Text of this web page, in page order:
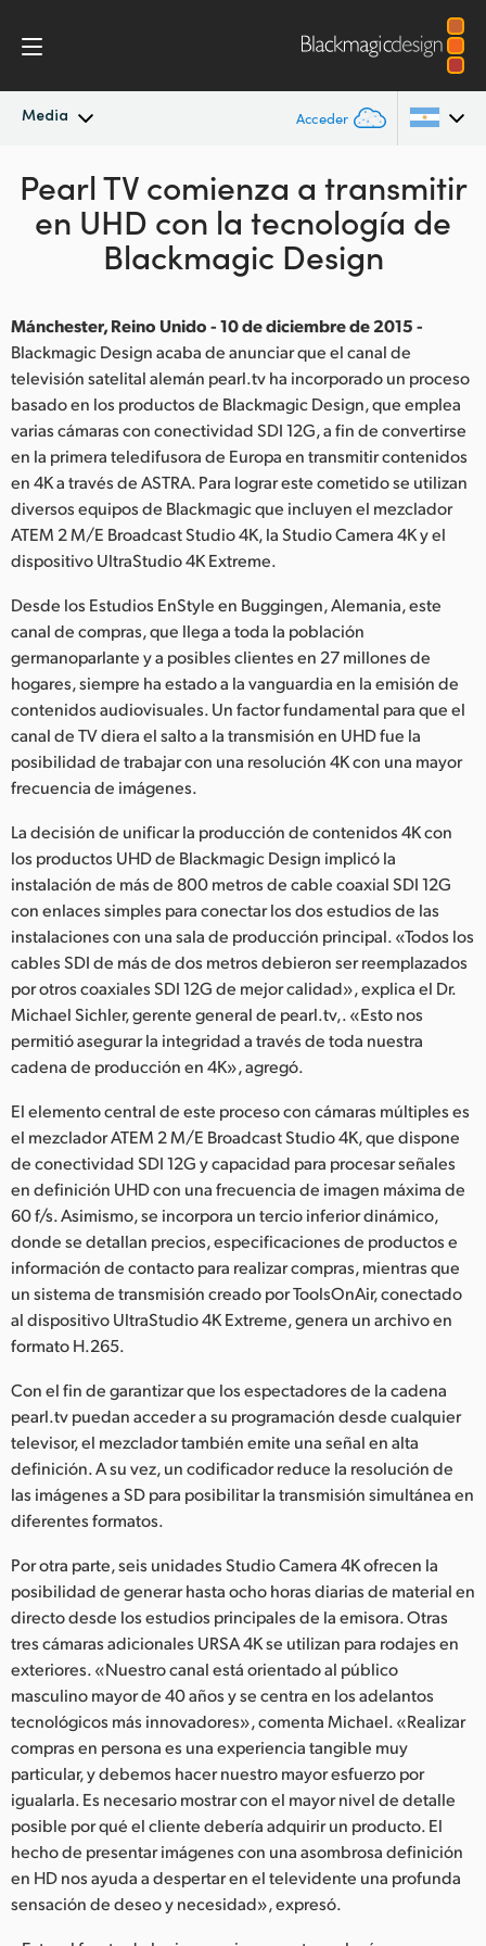
Media Acceder
Novedades
Archivo
Argentina
Australia
Austria
Brazil
China
Denmark
Finland
France
Germany
Hong Kong SAR, China
India
Italy
Japan
Korea
Mexico
Netherlands
New Zealand
Norway
Poland
Portugal
Singapore
South Africa
España
Sweden
Chinese Taipei
Turkey
Ukraine
United Kingdom
United States
Pearl TV comienza a transmitir
en UHD con la tecnología de
Blackmagic Design
Mánchester, Reino Unido - 10 de diciembre de 2015 -
Blackmagic Design acaba de anunciar que el canal de
televisión satelital alemán pearl.tv ha incorporado un proceso
basado en los productos de Blackmagic Design, que emplea
varias cámaras con conectividad SDI 12G, a fin de convertirse
en la primera teledifusora de Europa en transmitir contenidos
en 4K a través de ASTRA. Para lograr este cometido se utilizan
diversos equipos de Blackmagic que incluyen el mezclador
ATEM 2 M/E Broadcast Studio 4K, la Studio Camera 4K y el
dispositivo UltraStudio 4K Extreme.
Desde los Estudios EnStyle en Buggingen, Alemania, este
canal de compras, que llega a toda la población
germanoparlante y a posibles clientes en 27 millones de
hogares, siempre ha estado a la vanguardia en la emisión de
contenidos audiovisuales. Un factor fundamental para que el
canal de TV diera el salto a la transmisión en UHD fue la
posibilidad de trabajar con una resolución 4K con una mayor
frecuencia de imágenes.
La decisión de unificar la producción de contenidos 4K con
los productos UHD de Blackmagic Design implicó la
instalación de más de 800 metros de cable coaxial SDI 12G
con enlaces simples para conectar los dos estudios de las
instalaciones con una sala de producción principal. «Todos los
cables SDI de más de dos metros debieron ser reemplazados
por otros coaxiales SDI 12G de mejor calidad», explica el Dr.
Michael Sichler, gerente general de pearl.tv,. «Esto nos
permitió asegurar la integridad a través de toda nuestra
cadena de producción en 4K», agregó.
El elemento central de este proceso con cámaras múltiples es
el mezclador ATEM 2 M/E Broadcast Studio 4K, que dispone
de conectividad SDI 12G y capacidad para procesar señales
en definición UHD con una frecuencia de imagen máxima de
60 f/s. Asimismo, se incorpora un tercio inferior dinámico,
donde se detallan precios, especificaciones de productos e
información de contacto para realizar compras, mientras que
un sistema de transmisión creado por ToolsOnAir, conectado
al dispositivo UltraStudio 4K Extreme, genera un archivo en
formato H.265.
Con el fin de garantizar que los espectadores de la cadena
pearl.tv puedan acceder a su programación desde cualquier
televisor, el mezclador también emite una señal en alta
definición. A su vez, un codificador reduce la resolución de
las imágenes a SD para posibilitar la transmisión simultánea en
diferentes formatos.
Por otra parte, seis unidades Studio Camera 4K ofrecen la
posibilidad de generar hasta ocho horas diarias de material en
directo desde los estudios principales de la emisora. Otras
tres cámaras adicionales URSA 4K se utilizan para rodajes en
exteriores. «Nuestro canal está orientado al público
masculino mayor de 40 años y se centra en los adelantos
tecnológicos más innovadores», comenta Michael. «Realizar
compras en persona es una experiencia tangible muy
particular, y debemos hacer nuestro mayor esfuerzo por
igualarla. Es necesario mostrar con el mayor nivel de detalle
posible por qué el cliente debería adquirir un producto. El
hecho de presentar imágenes con una asombrosa definición
en HD nos ayuda a despertar en el televidente una profunda
sensación de deseo y necesidad», expresó.